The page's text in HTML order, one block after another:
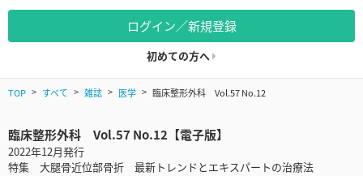
ログイン／新規登録
初めての方へ
TOP すべて 雑誌 医学 臨床整形外科 Vol.57 No.12
臨床整形外科 Vol.57 No.12【電子版】
2022年12月発行
特集 大腿骨近位部骨折 最新トレンドとエキスパートの治療法